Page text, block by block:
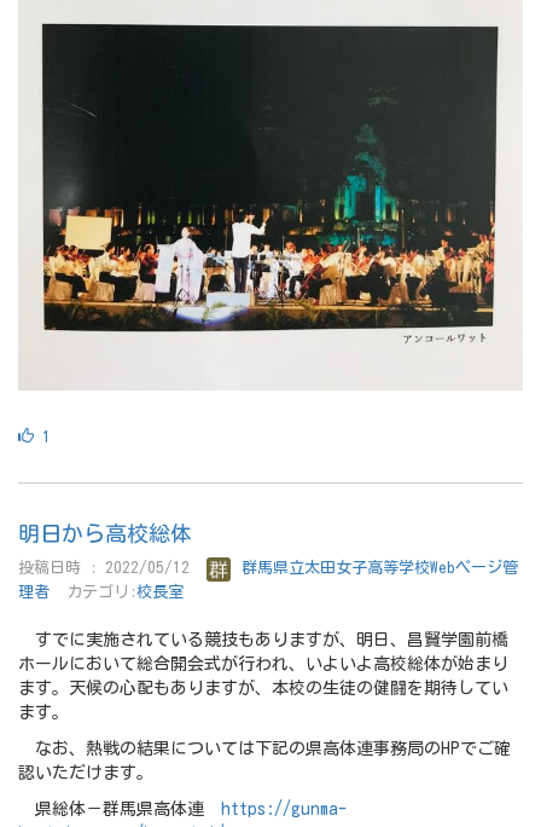
1
明日から高校総体
投稿日時 : 2022/05/12
群馬県立太田女子高等学校Webページ管
理者 カテゴリ:校長室
すでに実施されている競技もありますが、明日、昌賢学園前橋
ホールにおいて総合開会式が行われ、いよいよ高校総体が始まり
ます。天候の心配もありますが、本校の生徒の健闘を期待してい
ます。
なお、熱戦の結果については下記の県高体連事務局のHPでご確
認いただけます。
県総体－群馬県高体連
https://gunma-